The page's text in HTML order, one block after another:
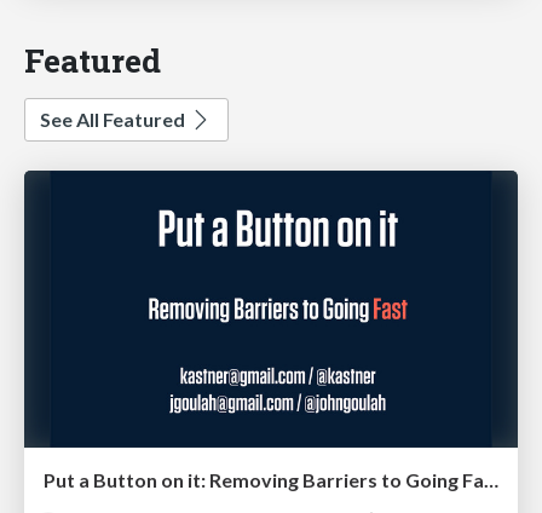
Featured
See All Featured
Put a Button on it: Removing Barriers to Going Fast.